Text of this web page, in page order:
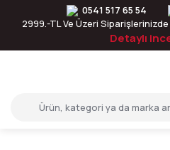
0541 517 65 54
2999.-TL Ve Üzeri
Detaylı